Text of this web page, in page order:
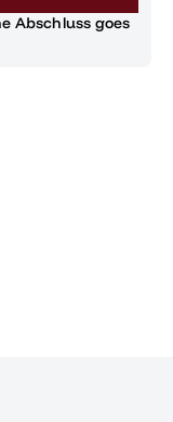
Abschluss goes